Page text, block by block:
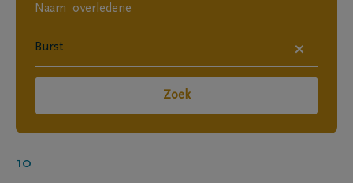
×
Zoek
10